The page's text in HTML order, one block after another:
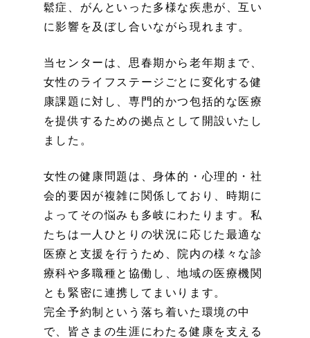
鬆症、がんといった多様な疾患が、互い
に影響を及ぼし合いながら現れます。
当センターは、思春期から老年期まで、
女性のライフステージごとに変化する健
康課題に対し、専門的かつ包括的な医療
を提供するための拠点として開設いたし
ました。
女性の健康問題は、身体的・心理的・社
会的要因が複雑に関係しており、時期に
よってその悩みも多岐にわたります。私
たちは一人ひとりの状況に応じた最適な
医療と支援を行うため、院内の様々な診
療科や多職種と協働し、地域の医療機関
とも緊密に連携してまいります。
完全予約制という落ち着いた環境の中
で、皆さまの生涯にわたる健康を支える